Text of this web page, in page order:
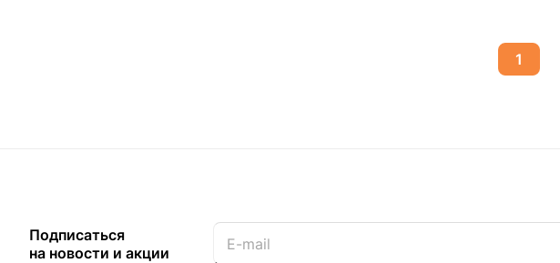
1
Подписаться
на новости и акции